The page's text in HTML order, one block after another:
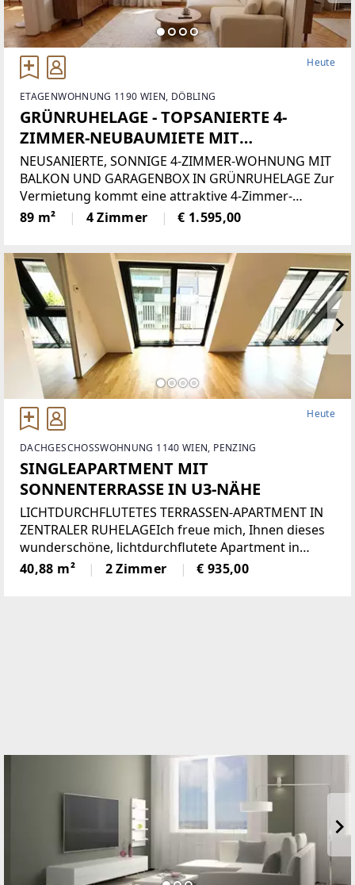
Heute
ETAGENWOHNUNG 1190 WIEN, DÖBLING
GRÜNRUHELAGE - TOPSANIERTE 4-
ZIMMER-NEUBAUMIETE MIT
SONNENBALKON UND GARAGENBOX
NEUSANIERTE, SONNIGE 4-ZIMMER-WOHNUNG MIT
BALKON UND GARAGENBOX IN GRÜNRUHELAGE Zur
Vermietung kommt eine attraktive 4-Zimmer-
Neubaumiete, die 2021 saniert wurde und sich in
einem sehr guten Zustand befindet. Die Wohnung
89 m² 4 Zimmer € 1.595,00
Heute
DACHGESCHOSSWOHNUNG 1140 WIEN, PENZING
SINGLEAPARTMENT MIT
SONNENTERRASSE IN U3-NÄHE
LICHTDURCHFLUTETES TERRASSEN-APARTMENT IN
ZENTRALER RUHELAGEIch freue mich, Ihnen dieses
wunderschöne, lichtdurchflutete Apartment in
ausgezeichneter, zentraler Lage präsentieren zu
dürfen.Die Wohnung befindet sich in einer
40,88 m² 2 Zimmer € 935,00